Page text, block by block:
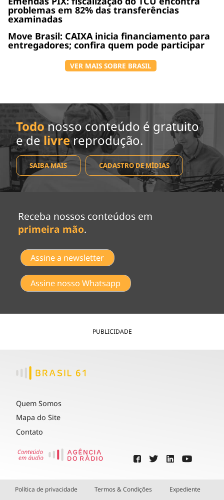
problemas em 82% das transferências
examinadas
Move Brasil: CAIXA inicia financiamento para
entregadores; confira quem pode participar
VER MAIS SOBRE BRASIL
Todo nosso conteúdo é gratuito
e de livrereprodução.
SAIBA MAIS CADASTRO DE MÍDIAS
Receba nossos conteúdos em
primeira mão.
Assine a newsletter
Assine nosso Whatsapp
PUBLICIDADE
Quem Somos
Mapa do Site
Contato
Política de privacidade Termos & Condições Expediente